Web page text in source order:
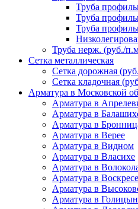
Труба
Труба
Труба
Труба нерж. (руб./
Сетка металлическая
Сетка дорожная
Сетка кладочная
Арматура в Московской
Арматура в
Арматура в
Арматура в
Арматура в Верее
Арматура в Видном
Арматура в Власихе
Арматура в
Арматура в
Арматура в
Арматура в